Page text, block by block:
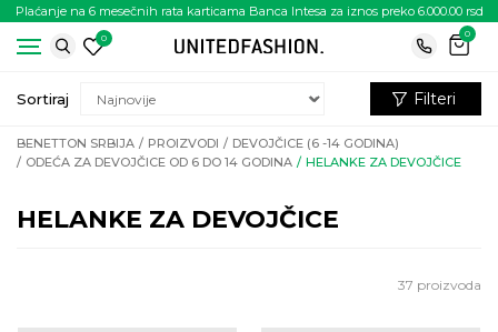
Plaćanje na 6 mesečnih rata karticama Banca Intesa za iznos preko 6.000.00 rsd
0
0
BENETTON SRBIJA PROIZVODI
DEVOJČICE (6 -14 GODINA)
ODEĆA ZA DEVOJČICE OD 6 DO 14 GODINA
HELANKE ZA DEVOJČICE
HELANKE ZA DEVOJČICE
Sortiraj Filteri
37 proizvoda